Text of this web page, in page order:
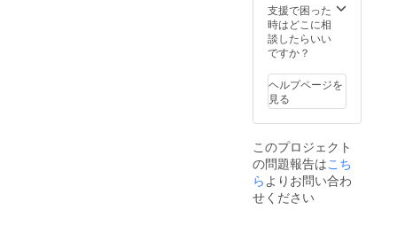
支援で困った
時はどこに相
談したらいい
ですか？
ヘルプページを
見る
このプロジェクト
の問題報告はこち
ら よりお問い合わ
せください